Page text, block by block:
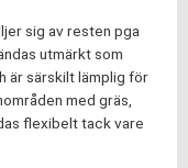
sig av resten pga
utmärkt som
är särskilt lämplig för
med gräs,
flexibelt tack vare